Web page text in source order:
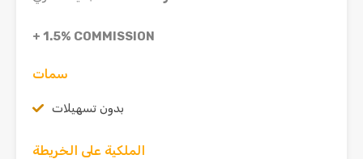
+ 1.5% COMMISSION
سمات
بدون تسهيلات
الملكية على الخريطة